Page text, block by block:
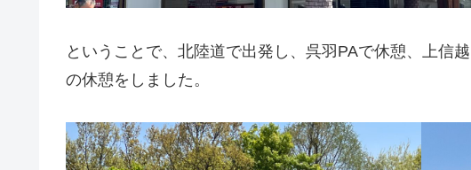
ということで、北陸道で出発し、呉羽PAで休憩、上信
の休憩をしました。